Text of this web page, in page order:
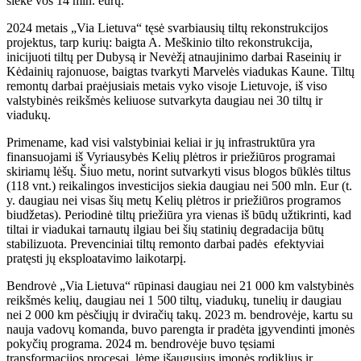
2024 metais „Via Lietuva“ tęsė svarbiausių tiltų rekonstrukcijos
projektus, tarp kurių: baigta A. Meškinio tilto rekonstrukcija,
inicijuoti tiltų per Dubysą ir Nevėžį atnaujinimo darbai Raseinių ir
Kėdainių rajonuose, baigtas tvarkyti Marvelės viadukas Kaune. Tiltų
remontų darbai praėjusiais metais vyko visoje Lietuvoje, iš viso
valstybinės reikšmės keliuose sutvarkyta daugiau nei 30 tiltų ir
viadukų.
Primename, kad visi valstybiniai keliai ir jų infrastruktūra yra
finansuojami iš Vyriausybės Kelių plėtros ir priežiūros programai
skiriamų lėšų. Šiuo metu, norint sutvarkyti visus blogos būklės tiltus
(118 vnt.) reikalingos investicijos siekia daugiau nei 500 mln. Eur (t.
y. daugiau nei visas šių metų Kelių plėtros ir priežiūros programos
biudžetas). Periodinė tiltų priežiūra yra vienas iš būdų užtikrinti, kad
tiltai ir viadukai tarnautų ilgiau bei šių statinių degradacija būtų
stabilizuota. Prevenciniai tiltų remonto darbai padės efektyviai
pratęsti jų eksploatavimo laikotarpį.
Bendrovė „Via Lietuva“ rūpinasi daugiau nei 21 000 km valstybinės
reikšmės kelių, daugiau nei 1 500 tiltų, viadukų, tunelių ir daugiau
nei 2 000 km pėsčiųjų ir dviračių takų. 2023 m. bendrovėje, kartu su
nauja vadovų komanda, buvo parengta ir pradėta įgyvendinti įmonės
pokyčių programa. 2024 m. bendrovėje buvo tęsiami
transformacijos procesai, lėmę išaugusius įmonės rodiklius ir